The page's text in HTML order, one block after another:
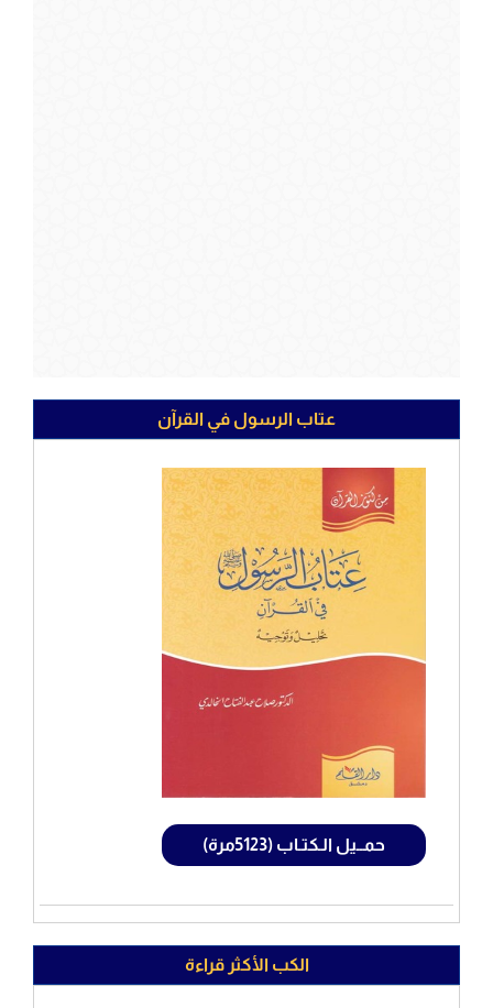
عتاب الرسول في القرآن
حمــيل الـكتـاب (5123مرة)
الكب الأكثر قراءة